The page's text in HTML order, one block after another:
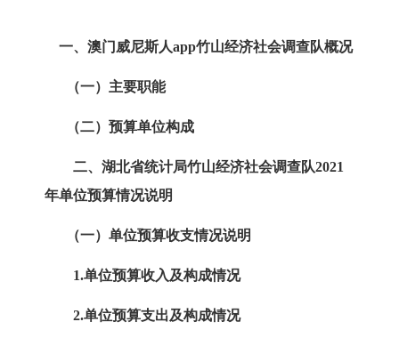
一、澳门威尼斯人app竹山经济社会调查队概况
（一）主要职能
（二）预算单位构成
二、湖北省统计局竹山经济社会调查队2021
年单位预算情况说明
（一）单位预算收支情况说明
1.单位预算收入及构成情况
2.单位预算支出及构成情况